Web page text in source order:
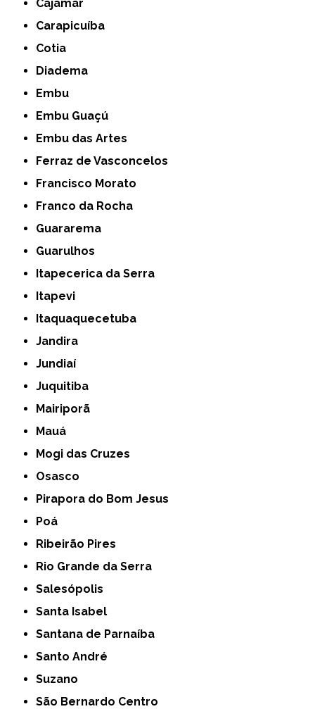
Cajamar
Carapicuíba
Cotia
Diadema
Embu
Embu Guaçú
Embu das Artes
Ferraz de Vasconcelos
Francisco Morato
Franco da Rocha
Guararema
Guarulhos
Itapecerica da Serra
Itapevi
Itaquaquecetuba
Jandira
Jundiaí
Juquitiba
Mairiporã
Mauá
Mogi das Cruzes
Osasco
Pirapora do Bom Jesus
Poá
Ribeirão Pires
Rio Grande da Serra
Salesópolis
Santa Isabel
Santana de Parnaíba
Santo André
Suzano
São Bernardo Centro